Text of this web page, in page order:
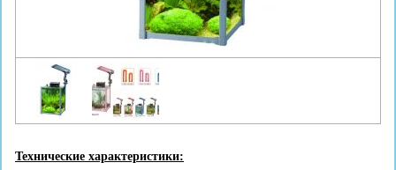
Технические характеристики: